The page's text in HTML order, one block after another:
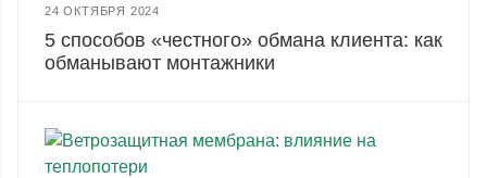
24 ОКТЯБРЯ 2024
5 способов «честного» обмана клиента: как
обманывают монтажники